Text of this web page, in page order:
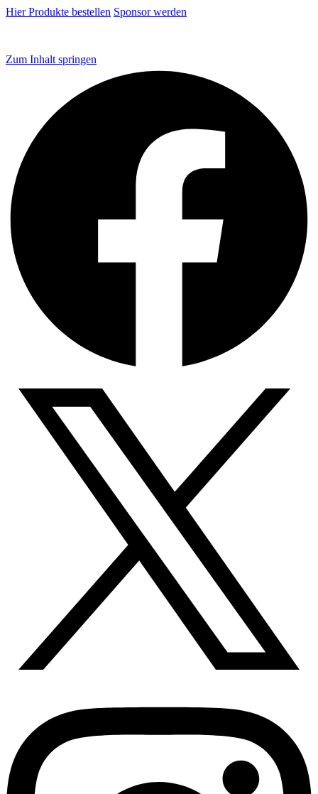
Hier Produkte bestellen Sponsor werden
Zum Inhalt springen